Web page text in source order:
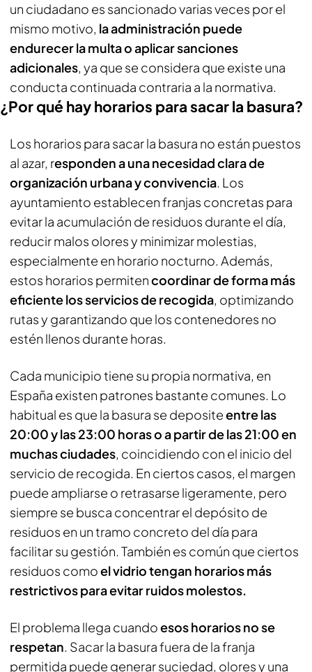
un ciudadano es sancionado varias veces por el
mismo motivo, la administración puede
endurecer la multa o aplicar sanciones
adicionales, ya que se considera que existe una
conducta continuada contraria a la normativa.
¿Por qué hay horarios para sacar la basura?
Los horarios para sacar la basura no están puestos
al azar, responden a una necesidad clara de
organización urbana y convivencia. Los
ayuntamiento establecen franjas concretas para
evitar la acumulación de residuos durante el día,
reducir malos olores y minimizar molestias,
especialmente en horario nocturno. Además,
estos horarios permitencoordinar de forma más
eficiente los servicios de recogida, optimizando
rutas y garantizando que los contenedores no
estén llenos durante horas.
Cada municipio tiene su propia normativa, en
España existen patrones bastante comunes. Lo
habitual es que la basura se depositeentre las
20:00 y las 23:00 horas o a partir de las 21:00 en
muchas ciudades, coincidiendo con el inicio del
servicio de recogida. En ciertos casos, el margen
puede ampliarse o retrasarse ligeramente, pero
siempre se busca concentrar el depósito de
residuos en un tramo concreto del día para
facilitar su gestión. También es común que ciertos
residuos comoel vidrio tengan horarios más
restrictivos para evitar ruidos molestos.
El problema llega cuandoesos horarios no se
respetan. Sacar la basura fuera de la franja
permitida puede generar suciedad, olores y una